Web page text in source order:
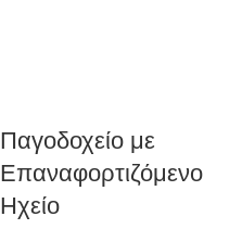
Παγοδοχείο με
Επαναφορτιζόμενο
Ηχείο